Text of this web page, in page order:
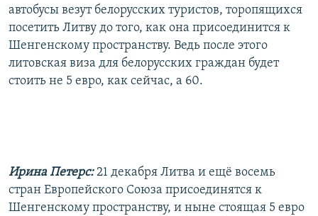
Все сайты РСЕ/РС
автобусы везут белорусских туристов, торопящихся
посетить Литву до того, как она присоединится к
Шенгенскому пространству. Ведь после этого
литовская виза для белорусских граждан будет
стоить не 5 евро, как сейчас, а 60.
Ирина Петерс:21 декабря Литва и ещё восемь
стран Европейского Союза присоединятся к
Шенгенскому пространству, и ныне стоящая 5 евро